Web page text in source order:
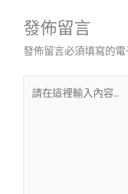
發佈留言
發佈留言必須填寫的